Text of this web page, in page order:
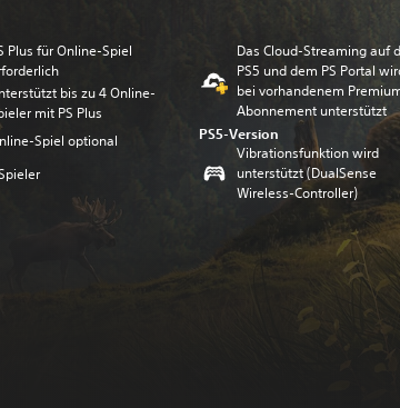
Plus für Online-Spiel
bis zu 4 Online-
mit PS Plus
Spiel optional
Das Cloud-Streaming auf
PS5 und dem PS Portal
bei vorhandenem
Abonnement unterstützt
PS5-Version
Vibrationsfunktion wird
unterstützt (DualSense
Wireless-Controller)